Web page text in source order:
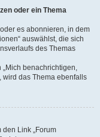
oder ein Thema
es abonnieren, in dem
auswählst, die sich
des Themas
benachrichtigen,
wird das Thema ebenfalls
Link „Forum